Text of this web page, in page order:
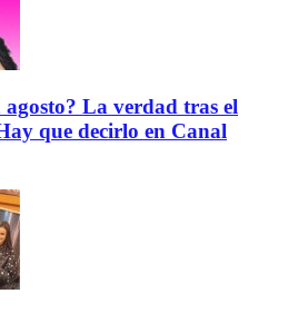
agosto? La verdad tras el
que decirlo en Canal